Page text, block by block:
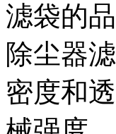
滤袋的
除尘器
密度和